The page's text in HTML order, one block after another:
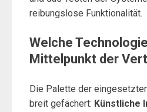
reibungslose Funktionalität.
Welche
Mittelpunkt der
Die Palette der
breit gefächert: Künstliche